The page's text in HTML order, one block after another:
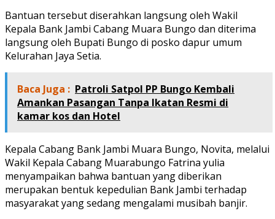
Bantuan tersebut diserahkan langsung oleh Wakil
Kepala Bank Jambi Cabang Muara Bungo dan diterima
langsung oleh Bupati Bungo di posko dapur umum
Kelurahan Jaya Setia.
Baca Juga : Patroli Satpol PP Bungo Kembali
Amankan Pasangan Tanpa Ikatan Resmi di
kamar kos dan Hotel
Kepala Cabang Bank Jambi Muara Bungo, Novita, melalui
Wakil Kepala Cabang Muarabungo Fatrina yulia
menyampaikan bahwa bantuan yang diberikan
merupakan bentuk kepedulian Bank Jambi terhadap
masyarakat yang sedang mengalami musibah banjir.